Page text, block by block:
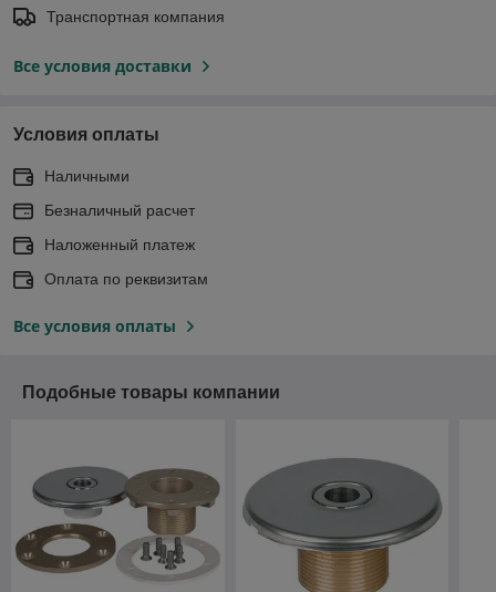
Транспортная компания
Все условия доставки
Условия оплаты
Наличными
Безналичный расчет
Наложенный платеж
Оплата по реквизитам
Все условия оплаты
Подобные товары компании